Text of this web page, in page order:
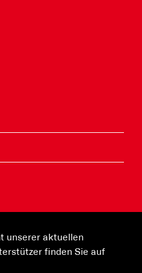
unserer aktuellen
finden Sie auf